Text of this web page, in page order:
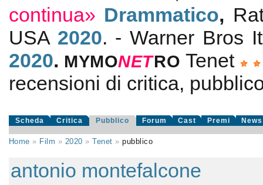
continua» Drammatico,
USA 2020. - Warner Bros
2020. MYMONETRO Tenet
recensioni di critica,
Scheda Critica Pubblico Forum Cast Premi News
Home » Film » 2020 »Tenet »pubblico
antonio montefalcone